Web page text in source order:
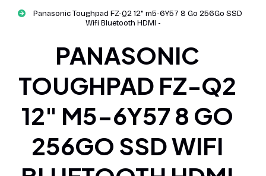
Panasonic Toughpad FZ-Q2 12" m5-6Y57 8 Go 256Go SSD
Wifi Bluetooth HDMI -
PANASONIC
TOUGHPAD FZ-Q2
12" M5-6Y57 8 GO
256GO SSD WIFI